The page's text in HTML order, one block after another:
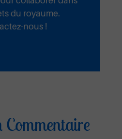
du royaume.
nous !